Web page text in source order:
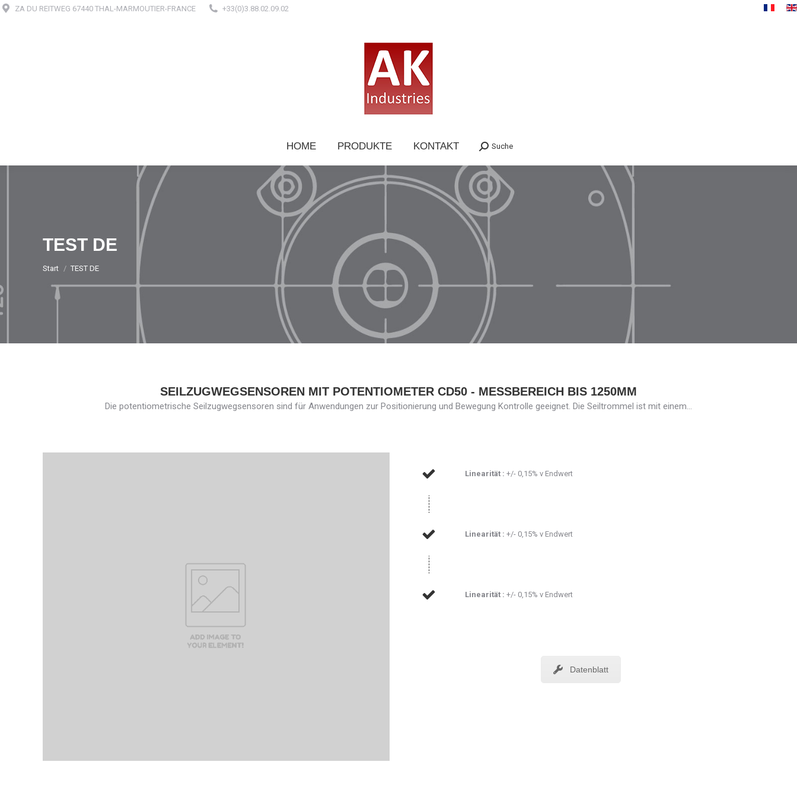
ZA DU REITWEG 67440 THAL-MARMOUTIER-FRANCE +33(0)3.88.02.09.02
HOME PRODUKTE KONTAKT Search:
Suche
TEST DE
Sie befinden sich hier:
Start TEST DE
SEILZUGWEGSENSOREN MIT POTENTIOMETER CD50 - MESSBEREICH BIS 1250MM
Die potentiometrische Seilzugwegsensoren sind für Anwendungen zur Positionierung und Bewegung Kontrolle geeignet. Die Seiltrommel ist mit einem…
Linearität : +/- 0,15% v Endwert
Linearität : +/- 0,15% v Endwert
Linearität : +/- 0,15% v Endwert
Datenblatt